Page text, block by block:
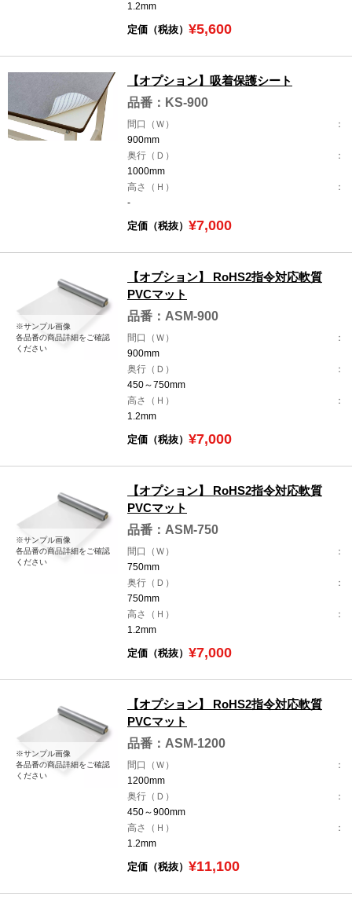
1.2mm
定価（税抜） ¥5,600
【オプション】吸着保護シート
品番：KS-900
間口（Ｗ）
900mm
奥行（Ｄ）
1000mm
高さ（Ｈ）
-
定価（税抜） ¥7,000
※サンプル画像
各品番の商品詳細をご確認
ください
【オプション】 RoHS2指令対応軟質
PVCマット
品番：ASM-900
間口（Ｗ）
900mm
奥行（Ｄ）
450～750mm
高さ（Ｈ）
1.2mm
定価（税抜） ¥7,000
※サンプル画像
各品番の商品詳細をご確認
ください
【オプション】 RoHS2指令対応軟質
PVCマット
品番：ASM-750
間口（Ｗ）
750mm
奥行（Ｄ）
750mm
高さ（Ｈ）
1.2mm
定価（税抜） ¥7,000
※サンプル画像
各品番の商品詳細をご確認
ください
【オプション】 RoHS2指令対応軟質
PVCマット
品番：ASM-1200
間口（Ｗ）
1200mm
奥行（Ｄ）
450～900mm
高さ（Ｈ）
1.2mm
定価（税抜） ¥11,100